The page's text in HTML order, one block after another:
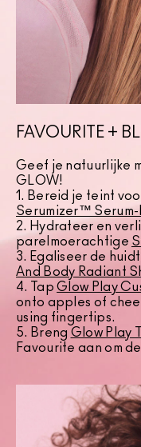
FAVOURITE +
Geef je natuurlijke
GLOW!
1. Bereid je teint
Serumizer™
2. Hydrateer en
parelmoerachtige
3. Egaliseer de
And Body Radiant
4. TapGlow Play
onto apples of
using fingertips.
5. Breng Glow Play
Favourite aan om